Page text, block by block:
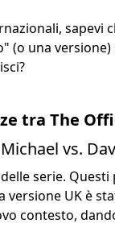
sapevi
una versione)
tra The
Michael vs.
serie.
versione UK è
contesto,